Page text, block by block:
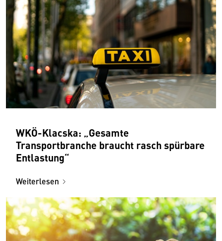
WKÖ-Klacska: „Gesamte
Transportbranche braucht rasch spürbare
Entlastung“
Weiterlesen